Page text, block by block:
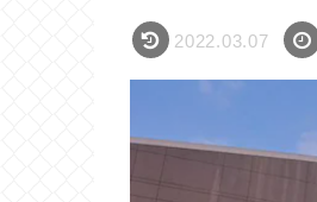
2022.03.07